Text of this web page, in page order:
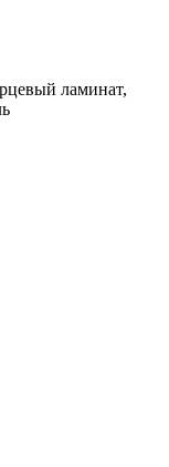
ламинат,